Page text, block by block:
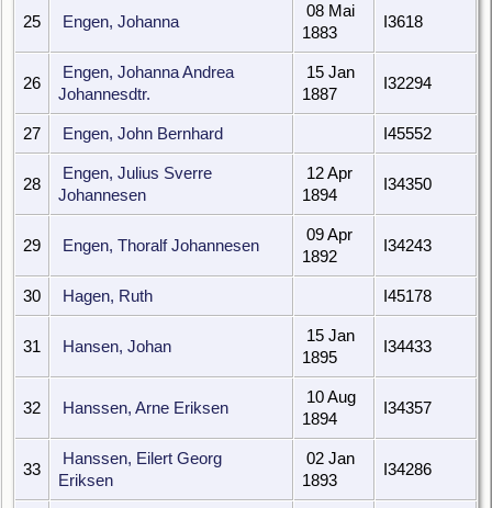
25 Engen, Johanna
08 Mai
1883
I3618
26
Engen, Johanna Andrea
Johannesdtr.
15 Jan
1887
I32294
27 Engen, John Bernhard I45552
28
Engen, Julius Sverre
Johannesen
12 Apr
1894
I34350
29 Engen, Thoralf Johannesen
09 Apr
1892
I34243
30 Hagen, Ruth I45178
31 Hansen, Johan
15 Jan
1895
I34433
32 Hanssen, Arne Eriksen
10 Aug
1894
I34357
33
Hanssen, Eilert Georg
Eriksen
02 Jan
1893
I34286